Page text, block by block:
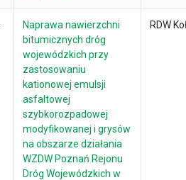
Naprawa nawierzchni
bitumicznych dróg
wojewódzkich przy
zastosowaniu
kationowej emulsji
asfaltowej
szybkorozpadowej
modyfikowanej i grysów
na obszarze działania
WZDW Poznań Rejonu
Dróg Wojewódzkich w
RDW